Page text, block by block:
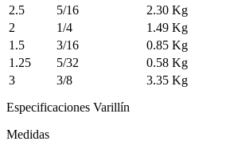
2.5
5/16 2.30 Kg
2
1/4 1.49 Kg
1.5
3/16 0.85 Kg
1.25
5/32 0.58 Kg
3
3/8 3.35 Kg
Especificaciones Varillín
Medidas